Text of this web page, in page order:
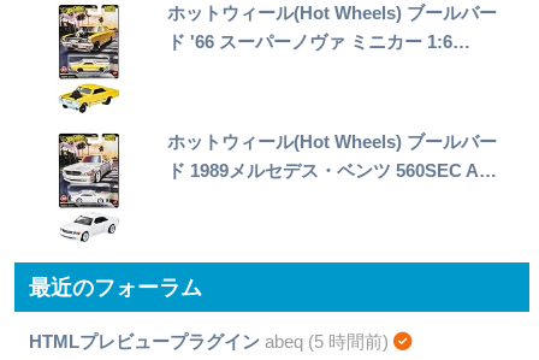
ホットウィール(Hot Wheels) ブールバー
ド '66 スーパーノヴァ ミニカー 1:6…
ホットウィール(Hot Wheels) ブールバー
ド 1989メルセデス・ベンツ 560SEC A…
最近のフォーラム
HTMLプレビュープラグインabeq (5 時間前)